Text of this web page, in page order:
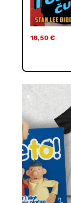
18,50 €